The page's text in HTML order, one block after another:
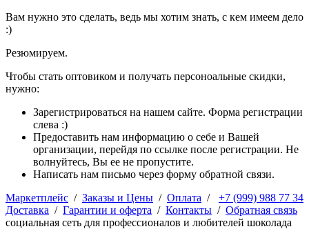
Вам нужно это сделать, ведь мы хотим знать, с кем имеем дело
:)
Резюмируем.
Чтобы стать оптовиком и получать персоноальные скидки,
нужно:
Зарегистрироваться на нашем сайте. Форма регистрации
слева :)
Предоставить нам информацию о себе и Вашей
организации, перейдя по ссылке после регистрации. Не
волнуйтесь, Вы ее не пропустите.
Написать нам письмо через форму обратной связи.
+7 (999) 988 77 34
Маркетплейс / Заказы и Цены / Оплата /
Доставка / Гарантии и оферта / Контакты / Обратная связь
социальная сеть для профессионалов и любителей шоколада